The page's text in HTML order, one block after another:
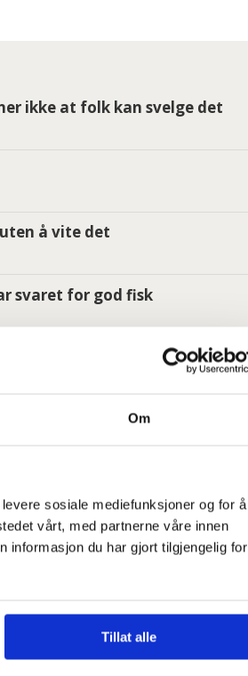
Om
sosiale mediefunksjoner og for å
vårt, med partnerne våre innen
informasjon du har gjort tilgjengelig for
Tillat alle
ikke at folk kan svelge det
å vite det
svaret for god fisk